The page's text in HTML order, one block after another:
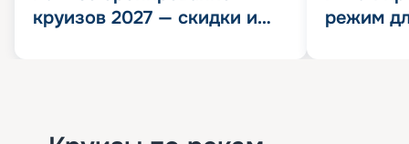
круизов 2027 — скидки и
режим